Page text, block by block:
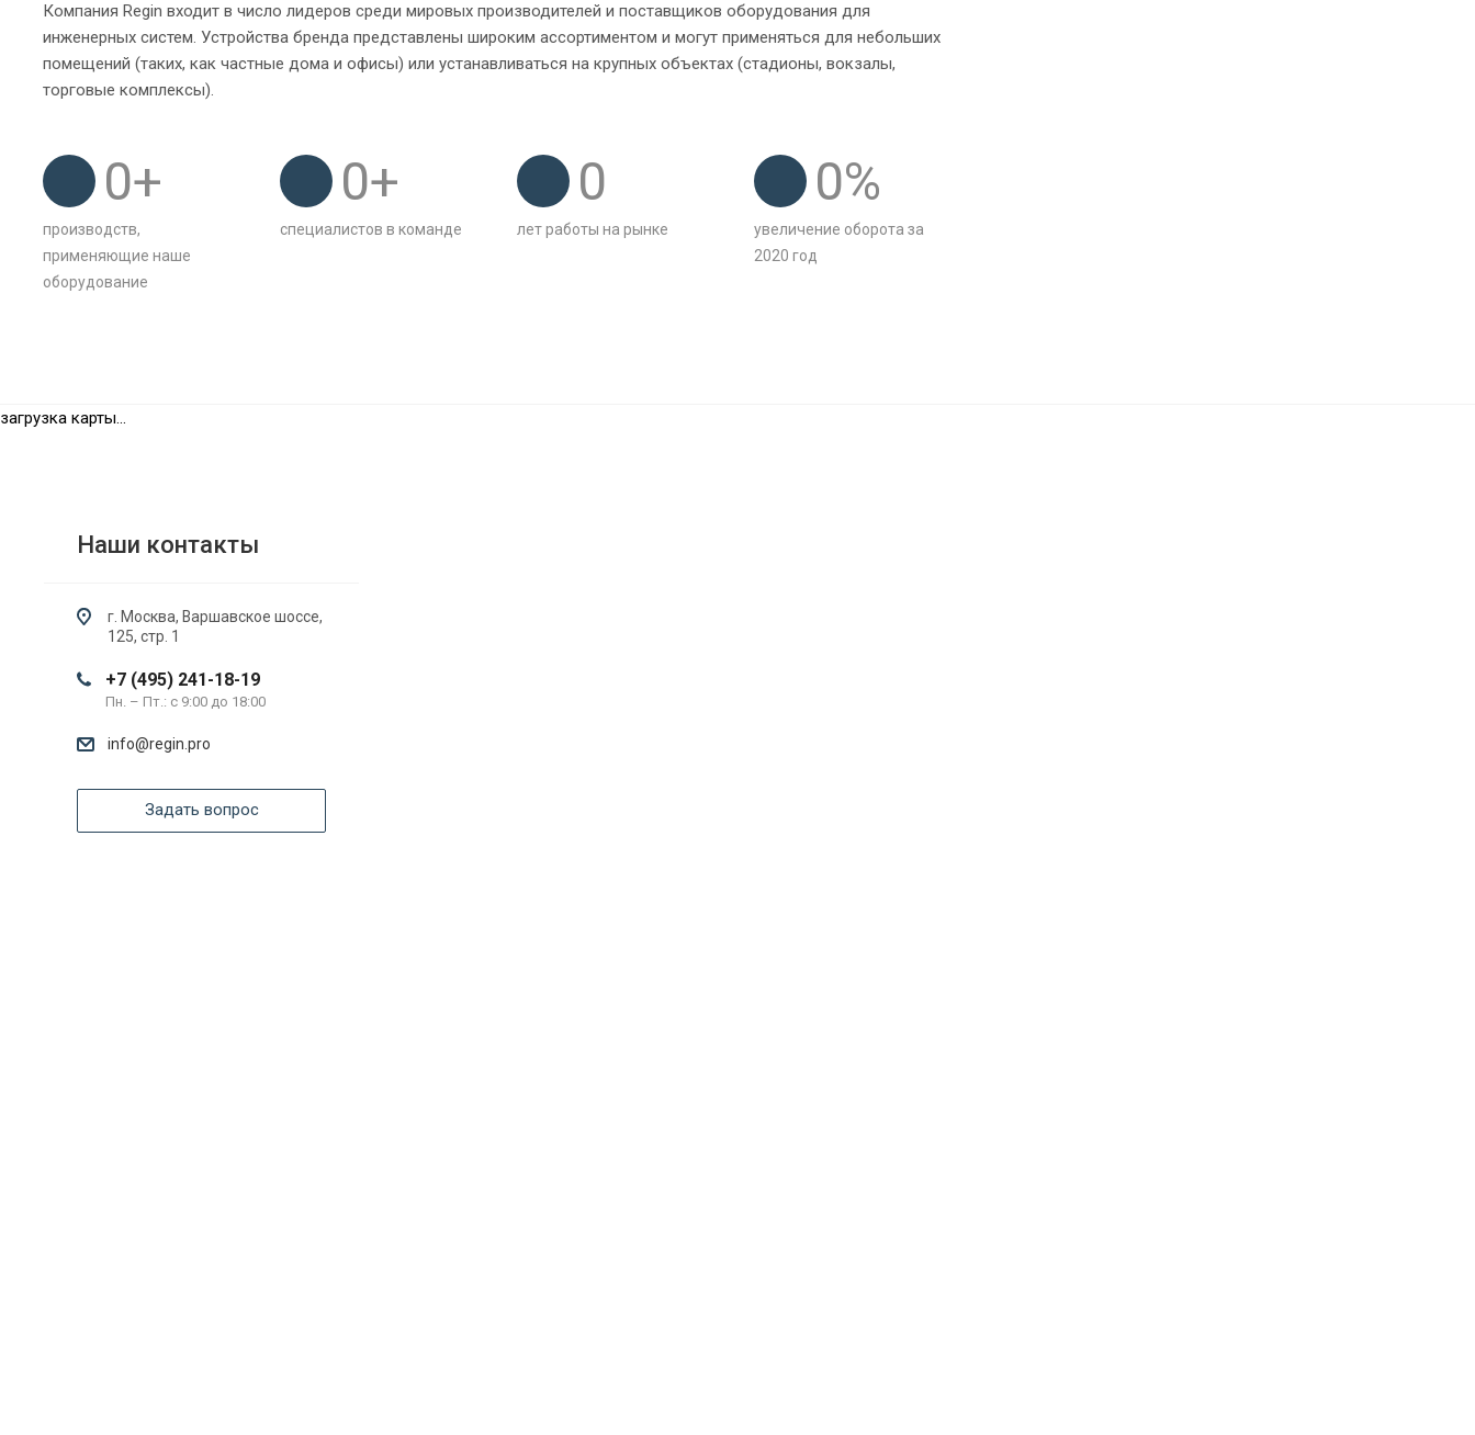
Компания Regin входит в число лидеров среди мировых производителей и поставщиков оборудования для
инженерных систем. Устройства бренда представлены широким ассортиментом и могут применяться для небольших
помещений (таких, как частные дома и офисы) или устанавливаться на крупных объектах (стадионы, вокзалы,
торговые комплексы).
0+
производств,
применяющие наше
оборудование
0+
специалистов в команде
0
лет работы на рынке
0%
увеличение оборота за
2020 год
Наши контакты
г. Москва, Варшавское шоссе,
125, стр. 1
+7 (495) 241-18-19
Пн. – Пт.: с 9:00 до 18:00
info@regin.pro
Задать вопрос
загрузка карты...